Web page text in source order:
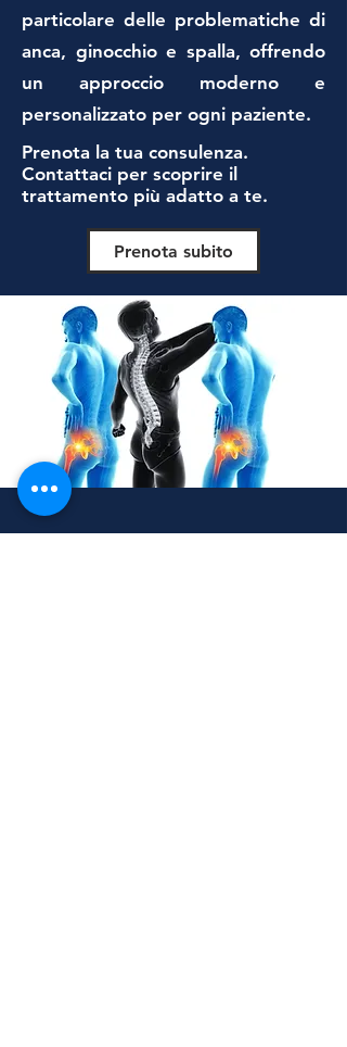
particolare delle problematiche di
anca, ginocchio e spalla, offrendo
un approccio moderno e
personalizzato per ogni paziente.
Prenota la tua consulenza.
Contattaci per scoprire il
trattamento più adatto a te.
Prenota subito